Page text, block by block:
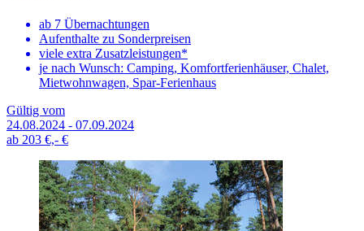
ab 7 Übernachtungen
Aufenthalte zu Sonderpreisen
viele extra Zusatzleistungen*
je nach Wunsch: Camping, Komfortferienhäuser, Chalet,
Mietwohnwagen, Spar-Ferienhaus
Gültig vom
24.08.2024 - 07.09.2024
ab 203 €,- €